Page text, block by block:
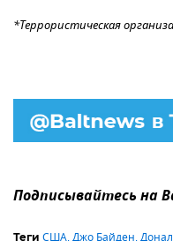
*Террористическая
Подписывайтесь на
Теги США,Джо Байден,